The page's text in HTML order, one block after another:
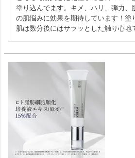
塗り込んでます。キメ、ハリ、弾力、
の肌悩みに効果を期待しています！塗
肌は数分後にはサラッとした触り心地